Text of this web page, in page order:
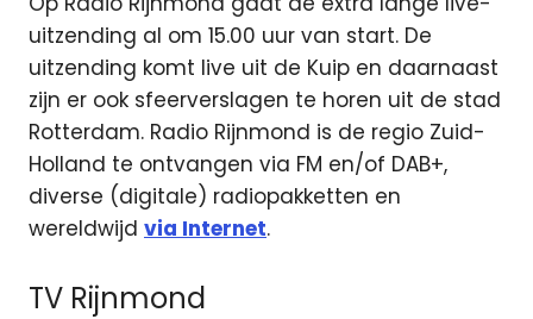
uitzending al om 15.00 uur van start. De
uitzending komt live uit de Kuip en daarnaast
zijn er ook sfeerverslagen te horen uit de stad
Rotterdam. Radio Rijnmond is de regio Zuid-
Holland te ontvangen via FM en/of DAB+,
diverse (digitale) radiopakketten en
wereldwijd via Internet.
TV Rijnmond